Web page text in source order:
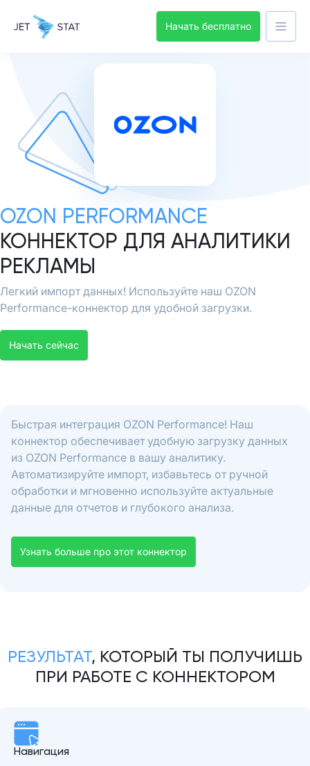
Начать бесплатно
OZON PERFORMANCE
КОННЕКТОР ДЛЯ АНАЛИТИКИ
РЕКЛАМЫ
Легкий импорт данных! Используйте наш OZON
Performance-коннектор для удобной загрузки.
Начать сейчас
Быстрая интеграция OZON Performance! Наш
коннектор обеспечивает удобную загрузку данных
из OZON Performance в вашу аналитику.
Автоматизируйте импорт, избавьтесь от ручной
обработки и мгновенно используйте актуальные
данные для отчетов и глубокого анализа.
Узнать больше про этот коннектор
РЕЗУЛЬТАТ, КОТОРЫЙ ТЫ ПОЛУЧИШЬ
ПРИ РАБОТЕ С КОННЕКТОРОМ
Навигация